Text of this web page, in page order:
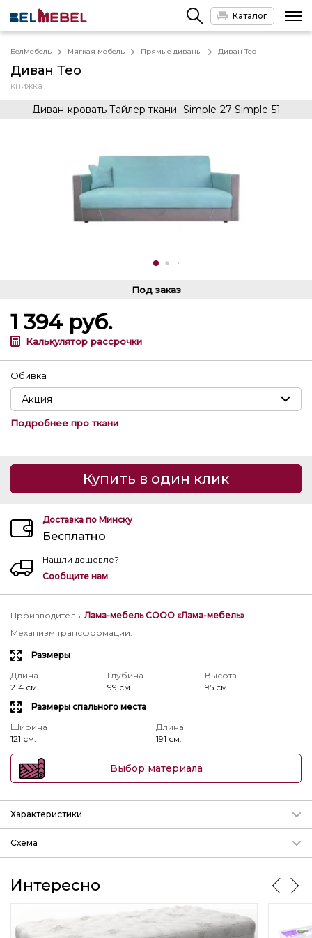
Каталог
БелМебель Мягкая мебель Прямые диваны Диван Тео
Диван Тео
книжка
Диван-кровать Тайлер ткани -Simple-27-Simple-51
Под заказ
1 394 руб.
Калькулятор рассрочки
Обивка
Подробнее про ткани
Купить в один клик
Доставка по Минску
Бесплатно
Нашли дешевле?
Сообщите нам
Производитель:Лама-мебель СООО «Лама-мебель»
Механизм трансформации:
Размеры
Длина
214 см.
Глубина
99 см.
Высота
95 см.
Размеры спального места
Ширина
121 см.
Длина
191 см.
Выбор материала
Характеристики
Подробнее о механизмах
Длина
params.param_2
Схема
Интересно